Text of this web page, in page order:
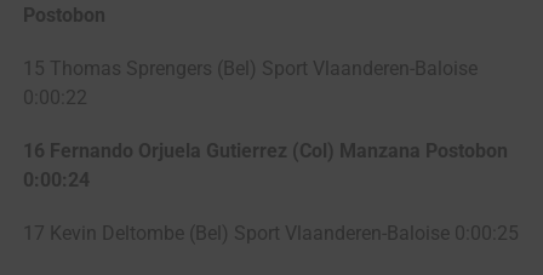
Postobon
15 Thomas Sprengers (Bel) Sport Vlaanderen-Baloise
0:00:22
16 Fernando Orjuela Gutierrez (Col) Manzana Postobon
0:00:24
17 Kevin Deltombe (Bel) Sport Vlaanderen-Baloise 0:00:25